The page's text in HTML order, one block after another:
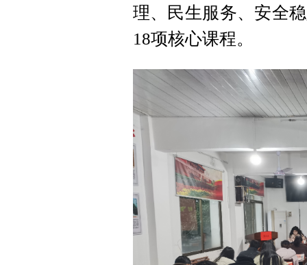
理、民生服务、安全
18项核心课程。